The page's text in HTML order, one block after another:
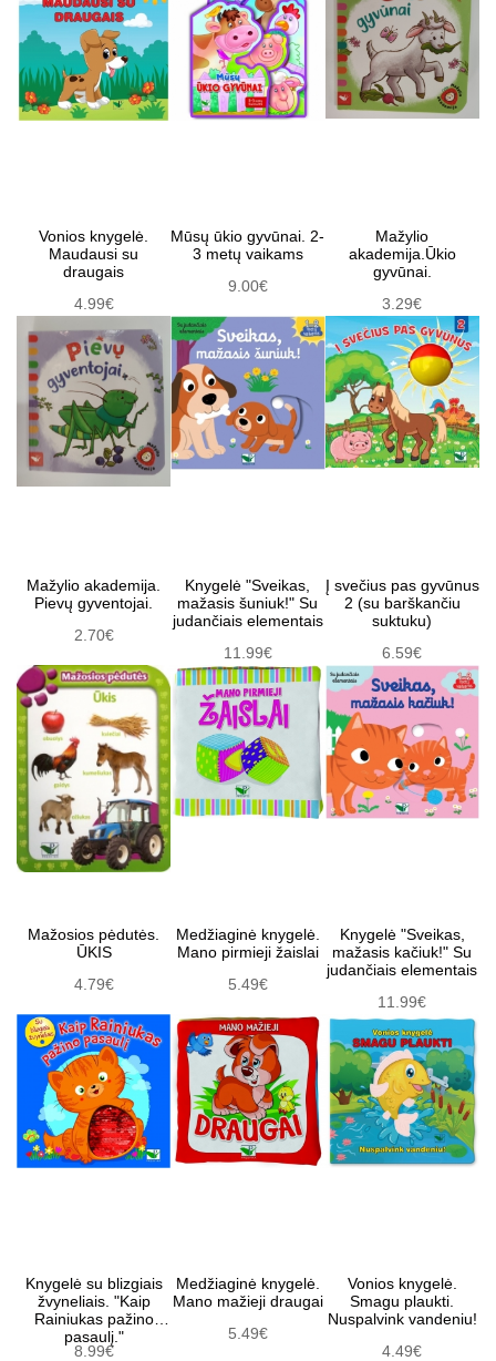
Vonios knygelė.
Maudausi su
draugais
4.99€
Mūsų ūkio gyvūnai. 2-
3 metų vaikams
9.00€
Mažylio
akademija.Ūkio
gyvūnai.
3.29€
Mažylio akademija.
Pievų gyventojai.
2.70€
Knygelė "Sveikas,
mažasis šuniuk!" Su
judančiais elementais
11.99€
Į svečius pas gyvūnus
2 (su barškančiu
suktuku)
6.59€
Mažosios pėdutės.
ŪKIS
4.79€
Medžiaginė knygelė.
Mano pirmieji žaislai
5.49€
Knygelė "Sveikas,
mažasis kačiuk!" Su
judančiais elementais
11.99€
Knygelė su blizgiais
žvyneliais. "Kaip
Rainiukas pažino
pasaulį."
8.99€
Medžiaginė knygelė.
Mano mažieji draugai
5.49€
Vonios knygelė.
Smagu plaukti.
Nuspalvink vandeniu!
4.49€